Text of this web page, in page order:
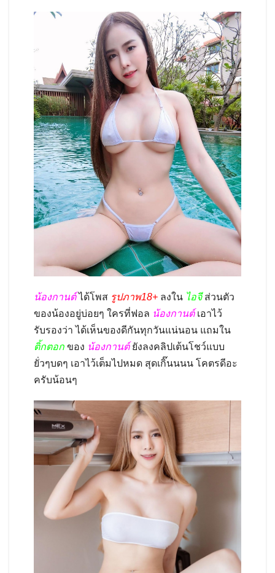
น้องกานต์ได้โพส รูปภาพ18+ ลงใน ไอจีส่วนตัว
ของน้องอยู่บ่อยๆ ใครที่ฟอล น้องกานต์เอาไว้
รับรองว่า ได้เห็นของดีกันทุกวันแน่นอน แถมใน
ติ้กตอก ของ น้องกานต์ยังลงคลิปเต้นโชว์แบบ
ยั่วๆบดๆ เอาไว้เต็มไปหมด สุดเกิ๊นนนน โคตรดีอะ
ครับน้อนๆ